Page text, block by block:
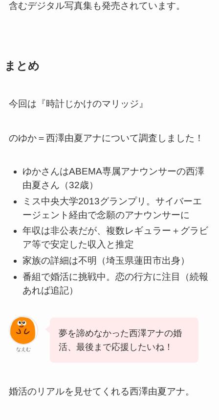
含むデジタル写真集も発売されています。
まとめ
今回は『時計じかけのマリッジ』
のゆか＝西澤由夏アナについて調査しました！
ゆかさんはABEMA専属アナウンサーの西澤
由夏さん（32歳）
ミス中央大学2013グランプリ。サイバーエ
ージェント経由で念願のアナウンサーに
年収は非公表だが、複数レギュラー＋グラビ
ア等で安定した収入と推定
家族の詳細は不明（埼玉県蓮田市出身）
番組で婚活に挑戦中。恋の行方に注目（続報
あれば追記）
なえむ
夢を諦めなかった西澤アナの婚
活、最後まで応援したいね！
婚活のリアルを見せてくれる西澤由夏アナ。